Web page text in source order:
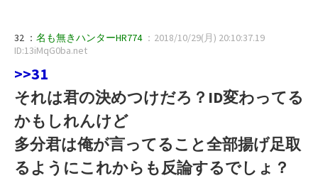
32 ： 名も無きハンターHR774 ：2018/10/29(月) 20:10:37.19
ID:13iMqG0ba.net
>>31
それは君の決めつけだろ？ID変わってる
かもしれんけど
多分君は俺が言ってること全部揚げ足取
るようにこれからも反論するでしょ？